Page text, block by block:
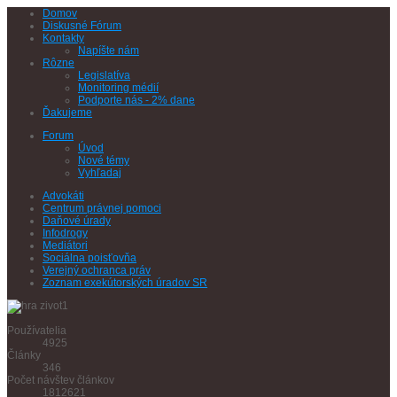
Domov
Diskusné Fórum
Kontakty
Napíšte nám
Rôzne
Legislatíva
Monitoring médií
Podporte nás - 2% dane
Ďakujeme
Forum
Úvod
Nové témy
Vyhľadaj
Advokáti
Centrum právnej pomoci
Daňové úrady
Infodrogy
Mediátori
Sociálna poisťovňa
Verejný ochranca práv
Zoznam exekútorských úradov SR
Používatelia
4925
Články
346
Počet návštev článkov
1812621